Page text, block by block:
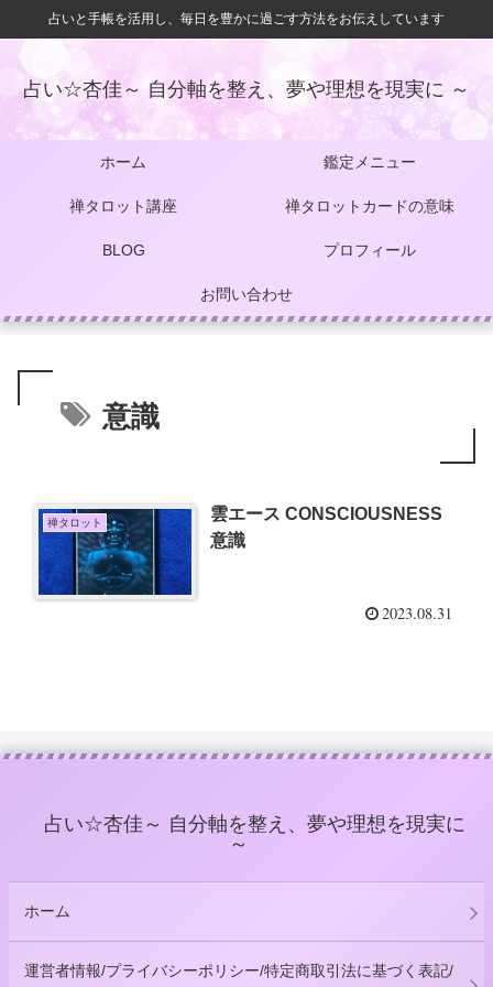
占いと手帳を活用し、毎日を豊かに過ごす方法をお伝えしています
占い☆杏佳～ 自分軸を整え、夢や理想を現実に ～
ホーム 鑑定メニュー
禅タロット講座 禅タロットカードの意味
BLOG プロフィール
お問い合わせ
意識
禅タロット
雲エース CONSCIOUSNESS
意識
2023.08.31
占い☆杏佳～ 自分軸を整え、夢や理想を現実に
～
ホーム
運営者情報/プライバシーポリシー/特定商取引法に基づく表記/